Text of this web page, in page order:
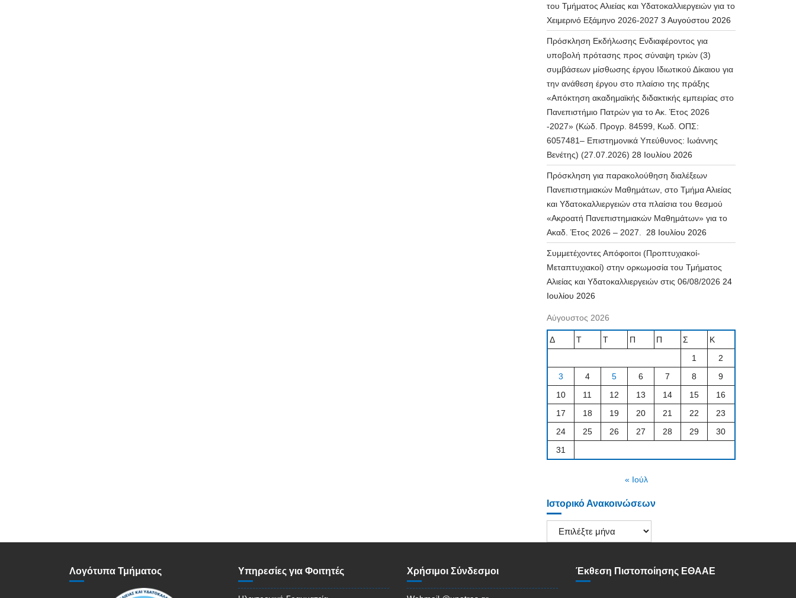
του Τμήματος Αλιείας και Υδατοκαλλιεργειών για το
Χειμερινό Εξάμηνο 2026-2027 3 Αυγούστου 2026
Πρόσκληση Εκδήλωσης Ενδιαφέροντος για
υποβολή πρότασης προς σύναψη τριών (3)
συμβάσεων μίσθωσης έργου Ιδιωτικού Δίκαιου για
την ανάθεση έργου στο πλαίσιο της πράξης
«Απόκτηση ακαδημαϊκής διδακτικής εμπειρίας στο
Πανεπιστήμιο Πατρών για το Ακ. Έτος 2026
-2027» (Κώδ. Προγρ. 84599, Κωδ. ΟΠΣ:
6057481– Επιστημονικά Υπεύθυνος: Ιωάννης
Βενέτης) (27.07.2026) 28 Ιουλίου 2026
Πρόσκληση για παρακολούθηση διαλέξεων
Πανεπιστημιακών Μαθημάτων, στο Τμήμα Αλιείας
και Υδατοκαλλιεργειών στα πλαίσια του θεσμού
«Ακροατή Πανεπιστημιακών Μαθημάτων» για το
Ακαδ. Έτος 2026 – 2027. 28 Ιουλίου 2026
Συμμετέχοντες Απόφοιτοι (Προπτυχιακοί-
Μεταπτυχιακοί) στην ορκωμοσία του Τμήματος
Αλιείας και Υδατοκαλλιεργειών στις 06/08/2026 24
Ιουλίου 2026
Αύγουστος 2026
Δ Τ Τ Π Π Σ
Κ
1
2
3
4 5 6 7 8
9
10
11 12 13 14 15
16
17
18 19 20 21 22
23
24
25 26 27 28 29
30
31
« Ιούλ
Ιστορικό Ανακοινώσεων
Ιστορικό
Ανακοινώσεων
Λογότυπα Τμήματος Υπηρεσίες για Φοιτητές Χρήσιμοι Σύνδεσμοι Έκθεση Πιστοποίησης ΕΘΑΑΕ